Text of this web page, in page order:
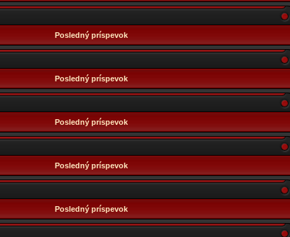
Posledný príspevok
Posledný príspevok
Posledný príspevok
Posledný príspevok
Posledný príspevok